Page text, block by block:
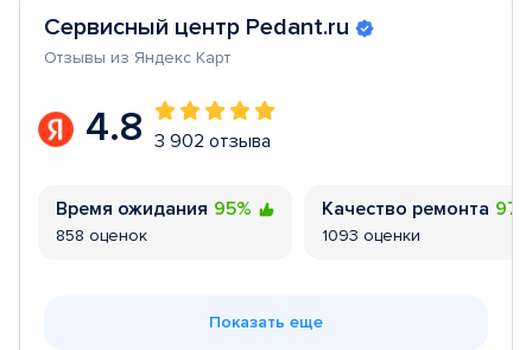
Сервисный центр Pedant.ru
Отзывы из Яндекс Карт
4.8 3 902 отзыва
Время ожидания 95%
858 оценок
Качество ремонта
1093 оценки
Показать еще